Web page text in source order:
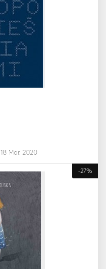
18 Mar. 2020
-27%